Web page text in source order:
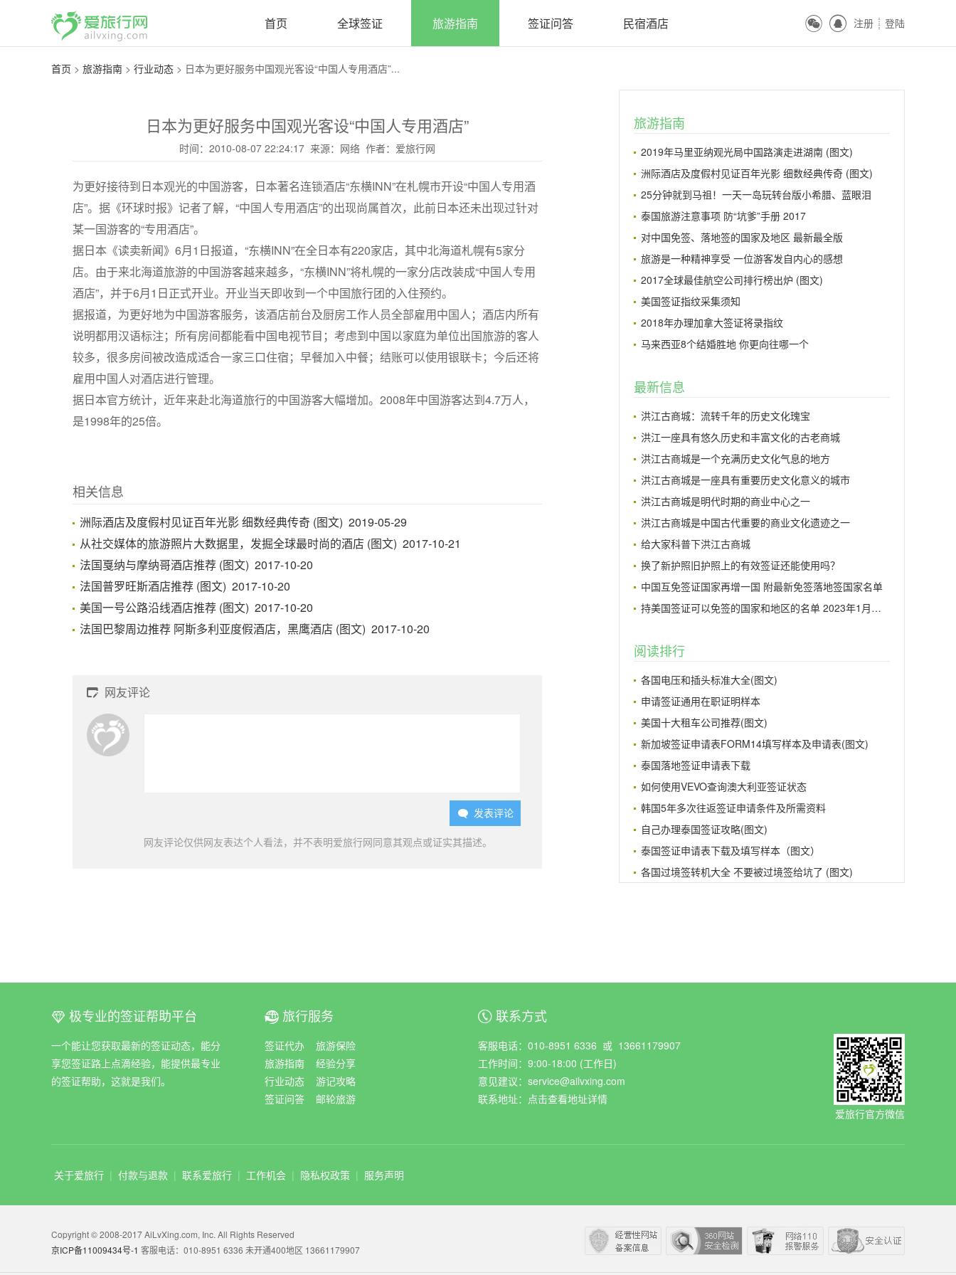
首页 全球签证 旅游指南 签证问答 民宿酒店 ꀔ ꀓ 注册 ꀒ 登陆
首页 > 旅游指南 > 行业动态 > 日本为更好服务中国观光客设“中国人专用酒店”...
日本为更好服务中国观光客设“中国人专用酒店”
时间：2010-08-07 22:24:17 来源：网络 作者：爱旅行网
为更好接待到日本观光的中国游客，日本著名连锁酒店“东横INN”在札幌市开设“中国人专用酒
店”。据《环球时报》记者了解，“中国人专用酒店”的出现尚属首次，此前日本还未出现过针对
某一国游客的“专用酒店”。
据日本《读卖新闻》6月1日报道，“东横INN”在全日本有220家店，其中北海道札幌有5家分
店。由于来北海道旅游的中国游客越来越多，“东横INN”将札幌的一家分店改装成“中国人专用
酒店”，并于6月1日正式开业。开业当天即收到一个中国旅行团的入住预约。
据报道，为更好地为中国游客服务，该酒店前台及厨房工作人员全部雇用中国人；酒店内所有
说明都用汉语标注；所有房间都能看中国电视节目；考虑到中国以家庭为单位出国旅游的客人
较多，很多房间被改造成适合一家三口住宿；早餐加入中餐；结账可以使用银联卡；今后还将
雇用中国人对酒店进行管理。
据日本官方统计，近年来赴北海道旅行的中国游客大幅增加。2008年中国游客达到4.7万人，
是1998年的25倍。
相关信息
洲际酒店及度假村见证百年光影 细数经典传奇 (图文) 2019-05-29
从社交媒体的旅游照片大数据里，发掘全球最时尚的酒店 (图文) 2017-10-21
法国戛纳与摩纳哥酒店推荐 (图文) 2017-10-20
法国普罗旺斯酒店推荐 (图文) 2017-10-20
美国一号公路沿线酒店推荐 (图文) 2017-10-20
法国巴黎周边推荐 阿斯多利亚度假酒店，黑鹰酒店 (图文) 2017-10-20
 网友评论
 发表评论
网友评论仅供网友表达个人看法，并不表明爱旅行网同意其观点或证实其描述。
旅游指南
2019年马里亚纳观光局中国路演走进湖南 (图文)
洲际酒店及度假村见证百年光影 细数经典传奇 (图文)
25分钟就到马祖！一天一岛玩转台版小希腊、蓝眼泪
泰国旅游注意事项 防“坑爹”手册 2017
对中国免签、落地签的国家及地区 最新最全版
旅游是一种精神享受 一位游客发自内心的感想
2017全球最佳航空公司排行榜出炉 (图文)
美国签证指纹采集须知
2018年办理加拿大签证将录指纹
马来西亚8个结婚胜地 你更向往哪一个
最新信息
洪江古商城：流转千年的历史文化瑰宝
洪江一座具有悠久历史和丰富文化的古老商城
洪江古商城是一个充满历史文化气息的地方
洪江古商城是一座具有重要历史文化意义的城市
洪江古商城是明代时期的商业中心之一
洪江古商城是中国古代重要的商业文化遗迹之一
给大家科普下洪江古商城
换了新护照旧护照上的有效签证还能使用吗？
中国互免签证国家再增一国 附最新免签落地签国家名单
持美国签证可以免签的国家和地区的名单 2023年1月更新
阅读排行
各国电压和插头标准大全(图文)
申请签证通用在职证明样本
美国十大租车公司推荐(图文)
新加坡签证申请表FORM14填写样本及申请表(图文)
泰国落地签证申请表下载
如何使用VEVO查询澳大利亚签证状态
韩国5年多次往返签证申请条件及所需资料
自己办理泰国签证攻略(图文)
泰国签证申请表下载及填写样本（图文）
各国过境签转机大全 不要被过境签给坑了 (图文)
ꀆ 极专业的签证帮助平台
一个能让您获取最新的签证动态，能分
享您签证路上点滴经验，能提供最专业
的签证帮助，这就是我们。
ꀇ 旅行服务
签证代办
旅游保险
旅游指南
经验分享
行业动态
游记攻略
签证问答
邮轮旅游
ꀈ 联系方式
客服电话：010-8951 6336 或 13661179907
工作时间：9:00-18:00 (工作日)
意见建议：service@ailvxing.com
联系地址： 点击查看地址详情
爱旅行官方微信
关于爱旅行 | 付款与退款 | 联系爱旅行 | 工作机会 | 隐私权政策 | 服务声明
Copyright © 2008-2017 AiLvXing.com, Inc. All Rights Reserved
京ICP备11009434号-1 客服电话：010-8951 6336 未开通400地区 13661179907